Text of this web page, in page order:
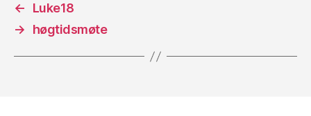
←
Luke18
→
høgtidsmøte